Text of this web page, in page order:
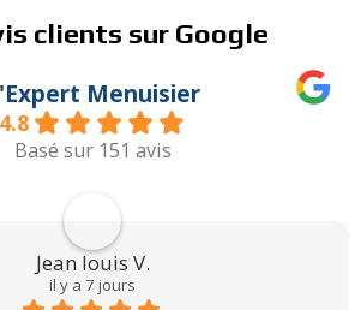
clients sur Google
Menuisier
4.8
Basé sur 151 avis
Jean louis V.
il y a 7 jours